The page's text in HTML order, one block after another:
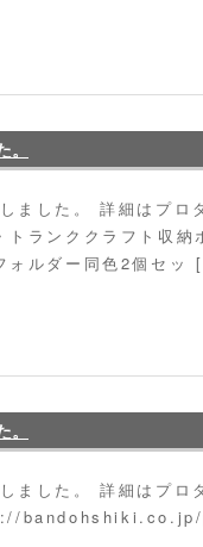
ました。 詳細はプ
ランククラフト収
ォルダー同色2個セッ
ました。 詳細はプロ